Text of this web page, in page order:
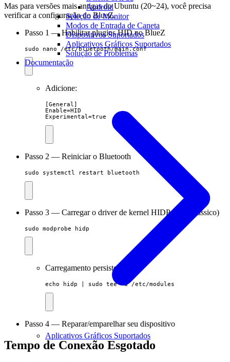
Android
Seleção de Monitor
Modos de Entrada de Caneta
Dispositivos Suportados
Aplicativos Gráficos Suportados
Solução de Problemas
Documentação
Aplicativos Gráficos Suportados
Mas para versões mais antigas do Ubuntu (20~24), você precisa
verificar a configuração do BlueZ.
Passo 1 — Habilitar plugins HID no BlueZ
sudo nano /etc/bluetooth/main.conf
Adicione:
[General]
Enable=HID
Experimental=true
Passo 2 — Reiniciar o Bluetooth
sudo systemctl restart bluetooth
Passo 3 — Carregar o driver de kernel HIDP (HID clássico)
sudo modprobe hidp
Carregamento persistente:
echo hidp | sudo tee -a /etc/modules
Passo 4 — Reparar/emparelhar seu dispositivo
Tempo de Conexão Esgotado